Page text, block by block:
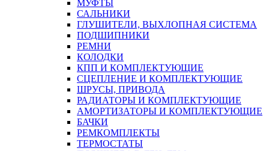
МУФТЫ
САЛЬНИКИ
ГЛУШИТЕЛИ, ВЫХЛОПНАЯ СИСТЕМА
ПОДШИПНИКИ
РЕМНИ
КОЛОДКИ
КПП И КОМПЛЕКТУЮЩИЕ
СЦЕПЛЕНИЕ И КОМПЛЕКТУЮЩИЕ
ШРУСЫ, ПРИВОДА
РАДИАТОРЫ И КОМПЛЕКТУЮЩИЕ
АМОРТИЗАТОРЫ И КОМПЛЕКТУЮЩИЕ
БАЧКИ
РЕМКОМПЛЕКТЫ
ТЕРМОСТАТЫ